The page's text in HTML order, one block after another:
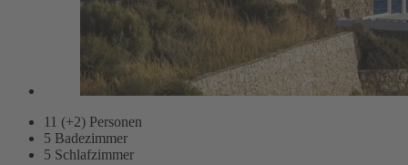
11 (+2) Personen
5 Badezimmer
5 Schlafzimmer